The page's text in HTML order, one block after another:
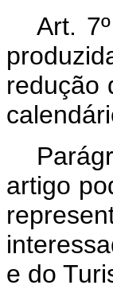
Art.
redução
artigo
e do